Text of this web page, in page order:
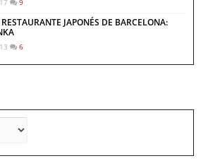
JAPONÉS DE BARCELONA:
6